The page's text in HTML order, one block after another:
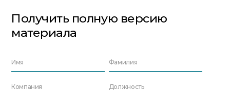
Получить полную версию
материала